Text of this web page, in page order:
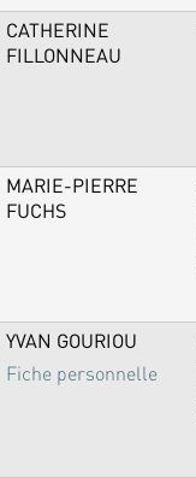
CATHERINE
FILLONNEAU
MARIE-PIERRE
FUCHS
YVAN GOURIOU
Fiche personnelle